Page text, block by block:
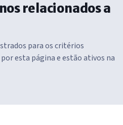
relacionados a
para os critérios
esta página e estão ativos na